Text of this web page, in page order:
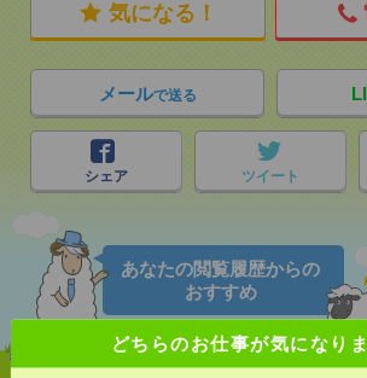
どちらのお仕事が気になり
気になる！
メールで送る
シェア ツイート
あなたの閲覧履歴からの
おすすめ